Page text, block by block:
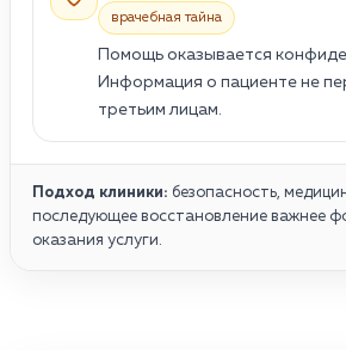
врачебная тайна
Помощь оказывается
Информация о пациенте не
третьим лицам.
Подход клиники: безопасность,
последующее восстановление важнее
оказания услуги.